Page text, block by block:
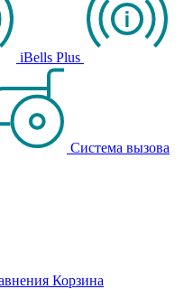
iBells Plus
Система вызова
Корзина